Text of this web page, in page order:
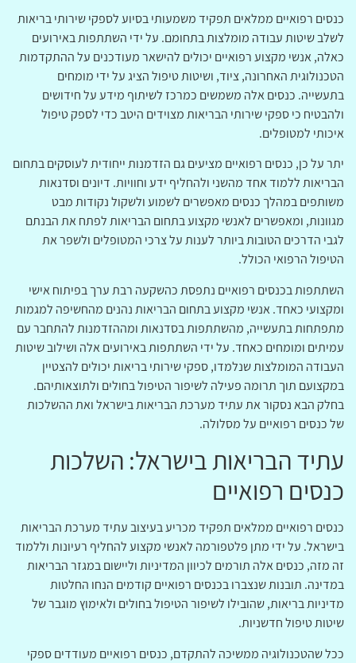
כנסים רפואיים ממלאים תפקיד משמעותי בסיוע לספקי שירותי בריאות
לשלב שיטות עבודה מומלצות בתחומם. על ידי השתתפות באירועים
כאלה, אנשי מקצוע רפואיים יכולים להישאר מעודכנים על ההתקדמות
הטכנולוגית האחרונה, ציוד, ושיטות טיפול הציג על ידי מומחים
בתעשייה. כנסים אלה משמשים כמרכז לשיתוף מידע על חידושים
ולהבטיח כי ספקי שירותי הבריאות מצוידים היטב כדי לספק טיפול
איכותי למטופלים.
יתר על כן, כנסים רפואיים מציעים גם הזדמנות ייחודית לעוסקים בתחום
הבריאות ללמוד אחד מהשני ולהחליף ידע וחוויות. דיונים וסדנאות
משותפים במהלך כנסים מאפשרים לשמוע ולשקול נקודות מבט
מגוונות, ומאפשרים לאנשי מקצוע בתחום הבריאות לפתח את הבנתם
לגבי הדרכים הטובות ביותר לענות על צרכי המטופלים ולשפר את
הטיפול הרפואי הכולל.
השתתפות בכנסים רפואיים נתפסת כהשקעה רבת ערך בפיתוח אישי
ומקצועי כאחד. אנשי מקצוע בתחום הבריאות נהנים מהחשיפה למגמות
מתפתחות בתעשייה, מהשתתפות בסדנאות ומההזדמנות להתחבר עם
עמיתים ומומחים כאחד. על ידי השתתפות באירועים אלה ושילוב שיטות
העבודה המומלצות שנלמדו, ספקי שירותי בריאות יכולים להצטיין
במקצועם תוך תרומה פעילה לשיפור הטיפול בחולים ולתוצאותיהם.
בחלק הבא נסקור את עתיד מערכת הבריאות בישראל ואת ההשלכות
של כנסים רפואיים על מסלולה.
עתיד הבריאות בישראל: השלכות
כנסים רפואיים
כנסים רפואיים ממלאים תפקיד מכריע בעיצוב עתיד מערכת הבריאות
בישראל. על ידי מתן פלטפורמה לאנשי מקצוע להחליף רעיונות וללמוד
זה מזה, כנסים אלה תורמים לכיוון המדיניות וליישום במגזר הבריאות
במדינה. תובנות שנצברו בכנסים רפואיים קודמים הנחו החלטות
מדיניות בריאות, שהובילו לשיפור הטיפול בחולים ולאימוץ מוגבר של
שיטות טיפול חדשניות.
ככל שהטכנולוגיה ממשיכה להתקדם, כנסים רפואיים מעודדים ספקי